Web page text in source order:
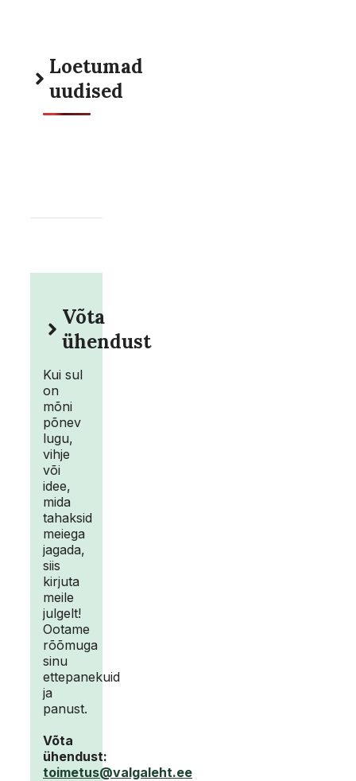
Loetumad
uudised
Võta
ühendust
Kui sul
on
mõni
põnev
lugu,
vihje
või
idee,
mida
tahaksid
meiega
jagada,
siis
kirjuta
meile
julgelt!
Ootame
rõõmuga
sinu
ettepanekuid
ja
panust.
Võta
ühendust:
toimetus@valgaleht.ee